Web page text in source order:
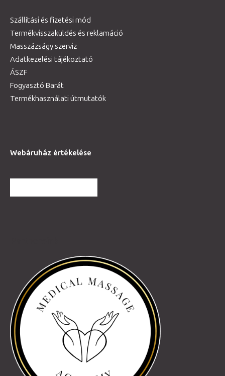
Szállítási és fizetési mód
Termékvisszaküldés és reklamáció
Masszázságy szerviz
Adatkezelési tájékoztató
ÁSZF
Fogyasztó Barát
Termékhasználati útmutatók
Webáruház értékelése